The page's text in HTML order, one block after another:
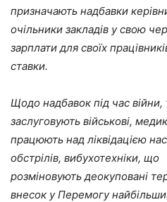
призначають надбавки
очільники закладів у свою
зарплати для своїх
ставки.
Щодо надбавок під час
заслуговують військові,
працюють над ліквідацією
обстрілів, вибухотехніки, що
розміновують деокуповані
внесок у Перемогу